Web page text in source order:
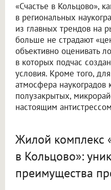
«Счастье в Кольцово»,
в региональных
из главных трендов на
больше не страдают
объективно оценивать
в которых подчас
условия. Кроме того,
атмосфера наукоградов
полузакрытых,
настоящим
Жилой комплекс
в Кольцово»:
преимущества